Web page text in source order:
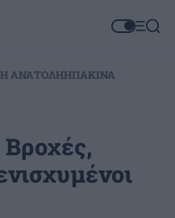
ΑΝΑΤΟΛΗΗΠΑΚΙΝΑ